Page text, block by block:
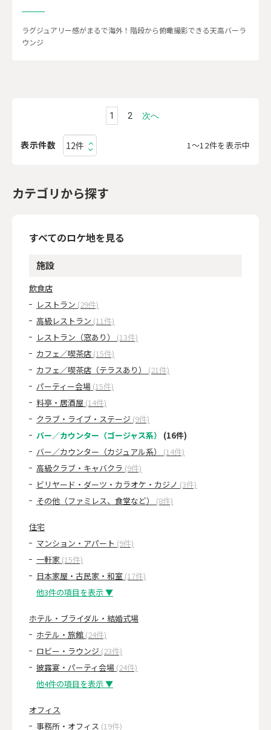
ラグジュアリー感がまるで海外！階段から俯瞰撮影できる天高バーラ
ウンジ
1 2 次へ
表示件数 1〜12件を表示中
カテゴリから探す
すべてのロケ地を見る
施設
飲食店
レストラン (29件)
高級レストラン (11件)
レストラン（窓あり） (13件)
カフェ／喫茶店 (15件)
カフェ／喫茶店（テラスあり） (21件)
パーティー会場 (15件)
料亭・居酒屋 (14件)
クラブ・ライブ・ステージ (9件)
バー／カウンター（ゴージャス系） (16件)
バー／カウンター（カジュアル系） (14件)
高級クラブ・キャバクラ (9件)
ビリヤード・ダーツ・カラオケ・カジノ (3件)
その他（ファミレス、食堂など） (8件)
住宅
マンション・アパート (9件)
一軒家 (15件)
日本家屋・古民家・和室 (17件)
他3件の項目を表示 ▼
ホテル・ブライダル・結婚式場
ホテル・旅館 (24件)
ロビー・ラウンジ (23件)
披露宴・パーティ会場 (24件)
他4件の項目を表示 ▼
オフィス
事務所・オフィス (19件)